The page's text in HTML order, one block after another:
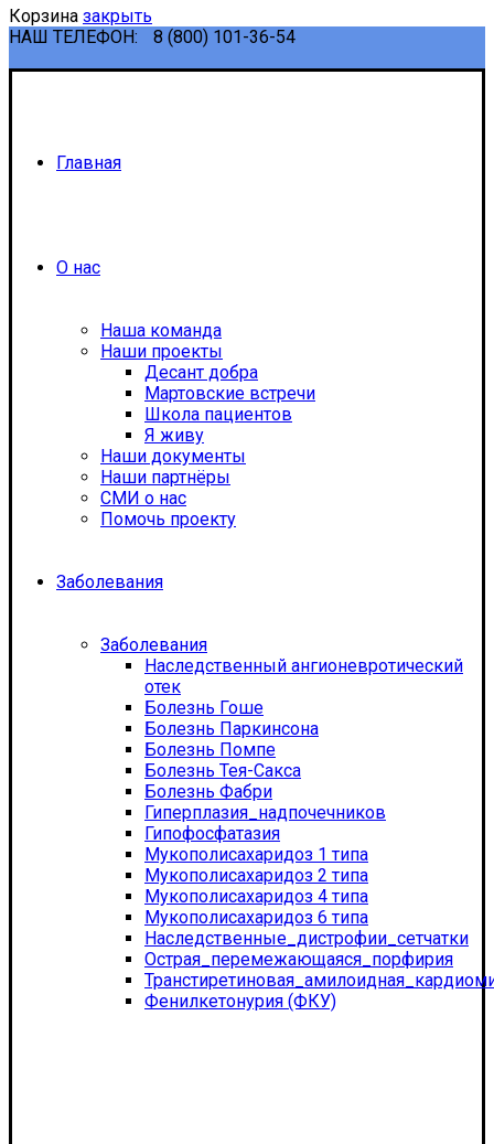
Корзина закрыть
НАШ ТЕЛЕФОН:
8 (800) 101-36-54
Главная
О нас
Наша команда
Наши проекты
Десант добра
Мартовские встречи
Школа пациентов
Я живу
Наши документы
Наши партнёры
СМИ о нас
Помочь проекту
Заболевания
Заболевания
Наследственный ангионевротический
отек
Болезнь Гоше
Болезнь Паркинсона
Болезнь Помпе
Болезнь Тея-Сакса
Болезнь Фабри
Гиперплазия_надпочечников
Гипофосфатазия
Мукополисахаридоз 1 типа
Мукополисахаридоз 2 типа
Мукополисахаридоз 4 типа
Мукополисахаридоз 6 типа
Наследственные_дистрофии_сетчатки
Острая_перемежающаяся_порфирия
Фенилкетонурия (ФКУ)